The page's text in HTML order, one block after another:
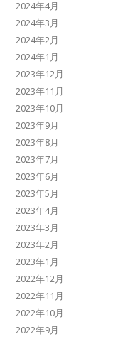
2024年4月
2024年3月
2024年2月
2024年1月
2023年12月
2023年11月
2023年10月
2023年9月
2023年8月
2023年7月
2023年6月
2023年5月
2023年4月
2023年3月
2023年2月
2023年1月
2022年12月
2022年11月
2022年10月
2022年9月